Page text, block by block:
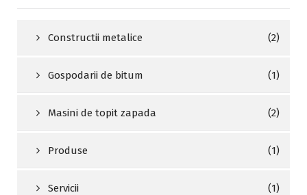
Constructii metalice (2)
Gospodarii de bitum (1)
Masini de topit zapada (2)
Produse (1)
Servicii (1)